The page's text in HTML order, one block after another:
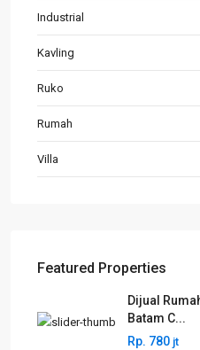
Industrial
Kavling
Ruko
Rumah
Villa
Featured Properties
Dijual
Batam C...
Rp. 780 jt